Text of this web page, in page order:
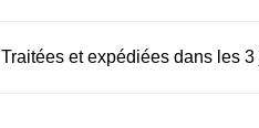
Traitées et expédiées dans les